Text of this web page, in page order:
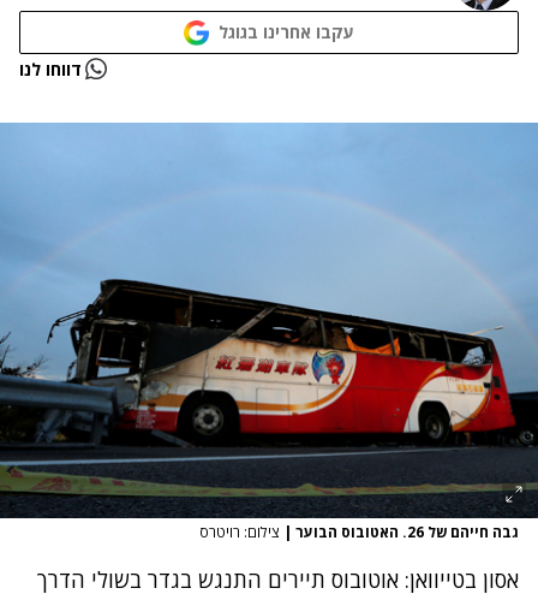
עקבו אחרינו בגוגל
נתקלנו בבעיה דווחו לנו
גבה חייהם של 26. האטובוס הבוער | צילום: רויטרס
אסון בטייוואן‎: אוטובוס תיירים התנגש בגדר בשולי הדרך